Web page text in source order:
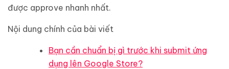
được approve nhanh nhất.
Nội dung chính của bài viết
Bạn cần chuẩn bị gì trước khi submit ứng
dụng lên Google Store?